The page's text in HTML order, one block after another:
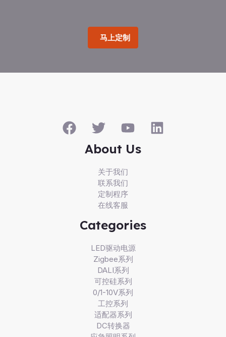
马上定制
About Us
关于我们
联系我们
定制程序
在线客服
Categories
LED驱动电源
Zigbee系列
DALI系列
可控硅系列
0/1-10V系列
工控系列
适配器系列
DC转换器